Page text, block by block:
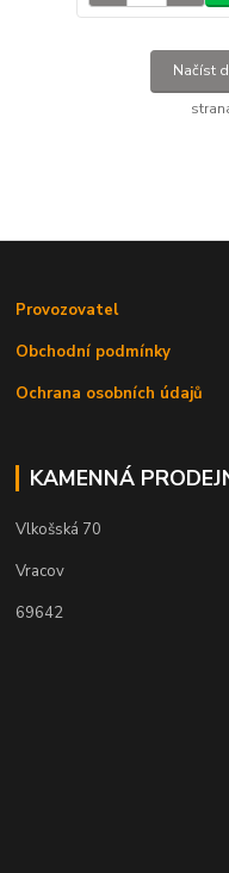
Načíst
Provozovatel
Obchodní podmínky
Ochrana osobních údajů
KAMENNÁ
Vlkošská 70
Vracov
69642